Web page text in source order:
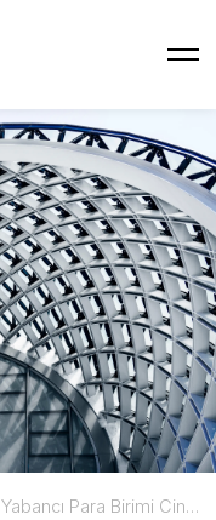
Yabancı Para Birimi Cinsinden Kredilerde Kullandırım Ücretine İlişkin Sınırlamalar Kaldırıldı